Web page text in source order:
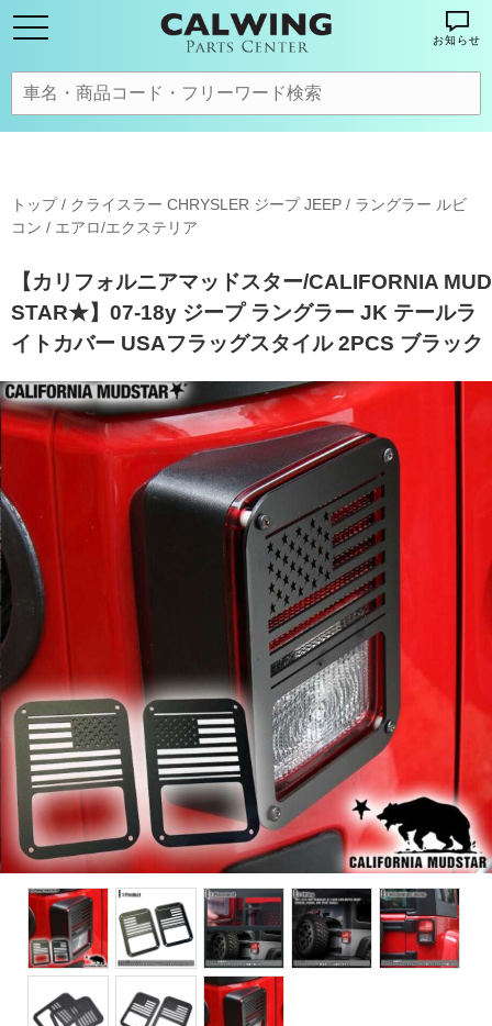
お知らせ
トップ/ クライスラー CHRYSLER ジープ JEEP / ラングラー ルビ
コン / エアロ/エクステリア
【カリフォルニアマッドスター/CALIFORNIA MUD
STAR★】07-18y ジープ ラングラー JK テールラ
イトカバー USAフラッグスタイル 2PCS ブラック